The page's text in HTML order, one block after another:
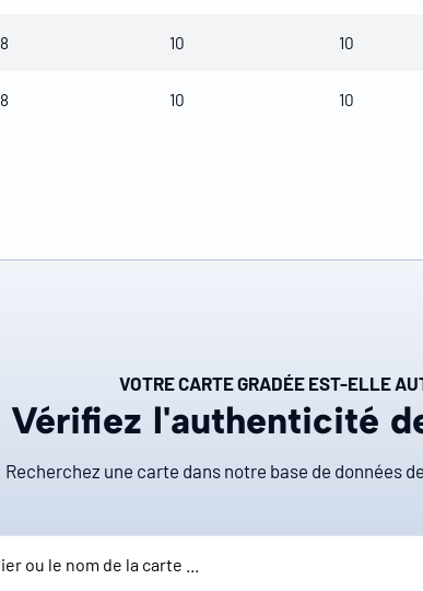
8 10 10
8 10 10
VOTRE CARTE GRADÉE EST-ELLE
Vérifiez l'authenticité
Recherchez une carte dans notre base de données de